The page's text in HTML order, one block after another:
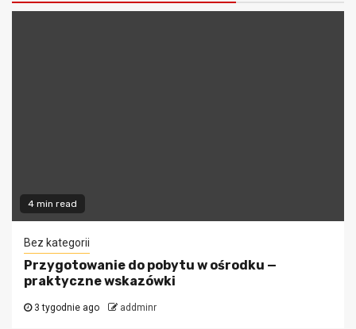
4 min read
Bez kategorii
Przygotowanie do pobytu w ośrodku —
praktyczne wskazówki
3 tygodnie ago addminr